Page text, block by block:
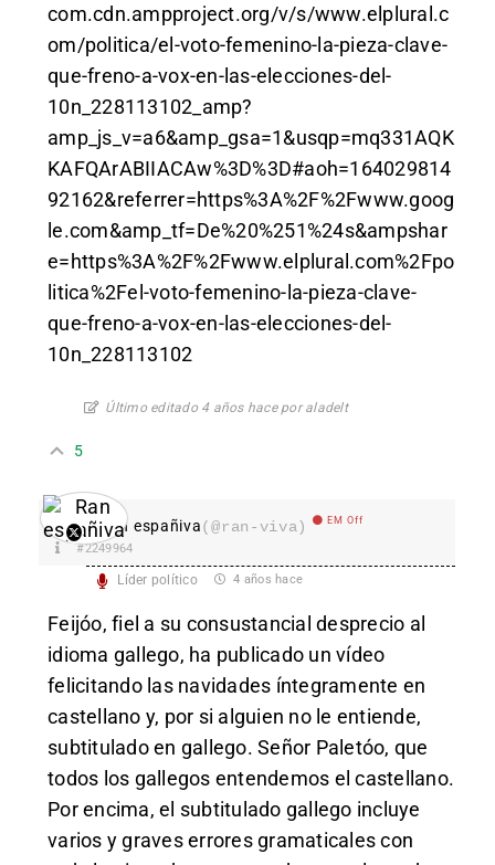
com.cdn.ampproject.org/v/s/www.elplural.c
om/politica/el-voto-femenino-la-pieza-clave-
que-freno-a-vox-en-las-elecciones-del-
10n_228113102_amp?
amp_js_v=a6&amp_gsa=1&usqp=mq331AQK
KAFQArABIIACAw%3D%3D#aoh=164029814
92162&referrer=https%3A%2F%2Fwww.goog
le.com&amp_tf=De%20%251%24s&ampshar
e=https%3A%2F%2Fwww.elplural.com%2Fpo
litica%2Fel-voto-femenino-la-pieza-clave-
que-freno-a-vox-en-las-elecciones-del-
10n_228113102
Último editado 4 años hace por aladelt
5
Ran españiva(@ran-viva) EM Off
#2249964
Líder político 4 años hace
Feijóo, fiel a su consustancial desprecio al
idioma gallego, ha publicado un vídeo
felicitando las navidades íntegramente en
castellano y, por si alguien no le entiende,
subtitulado en gallego. Señor Paletóo, que
todos los gallegos entendemos el castellano.
Por encima, el subtitulado gallego incluye
varios y graves errores gramaticales con